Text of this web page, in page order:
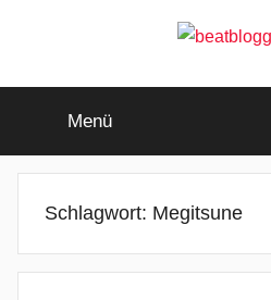
beat
goes
Menü
Schlagwort: Megitsune